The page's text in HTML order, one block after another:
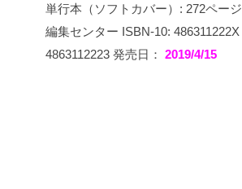
単行本（ソフトカバー）: 272ページ
編集センター ISBN-10: 486311222X
4863112223 発売日： 2019/4/15